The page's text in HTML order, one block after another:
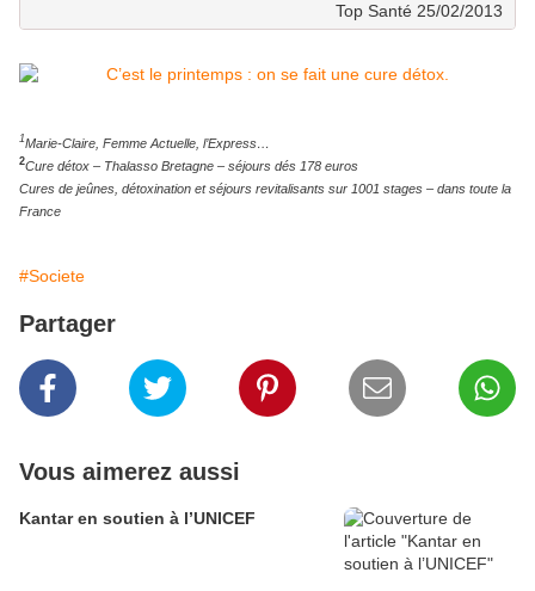
Top Santé 25/02/2013
1Marie-Claire, Femme Actuelle, l’Express…
2Cure détox – Thalasso Bretagne – séjours dés 178 euros
Cures de jeûnes, détoxination et séjours revitalisants sur 1001 stages – dans toute la
France
#Societe
Partager
Vous aimerez aussi
Kantar en soutien à l’UNICEF